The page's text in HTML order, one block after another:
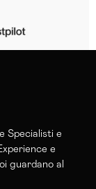
Specialisti e
e
guardano al